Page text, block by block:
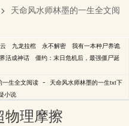
天命风水师林墨的一生全文阅
九龙拉棺 永不解密
我有一本种尸养诡
活成神话
僵约：末日危机后，最强僵尸诞
一生全文阅读 - 天命风水师林墨的一生txt下
小说
物理摩擦